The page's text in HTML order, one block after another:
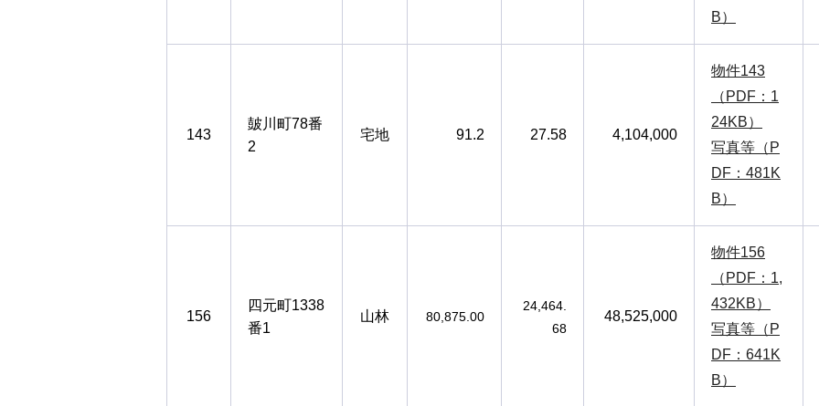
B）
143
皷川町78番
2
宅地 91.2 27.58 4,104,000
物件143
（PDF：1
24KB）
写真等（P
DF：481K
B）
156
四元町1338
番1
山林 80,875.00
24,464.
68
48,525,000
物件156
（PDF：1,
432KB）
写真等（P
DF：641K
B）